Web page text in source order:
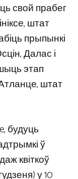
свой прабег
штат
прыпынкі
Далас і
этап
штат
будуць
ў
квіткоў
у 10